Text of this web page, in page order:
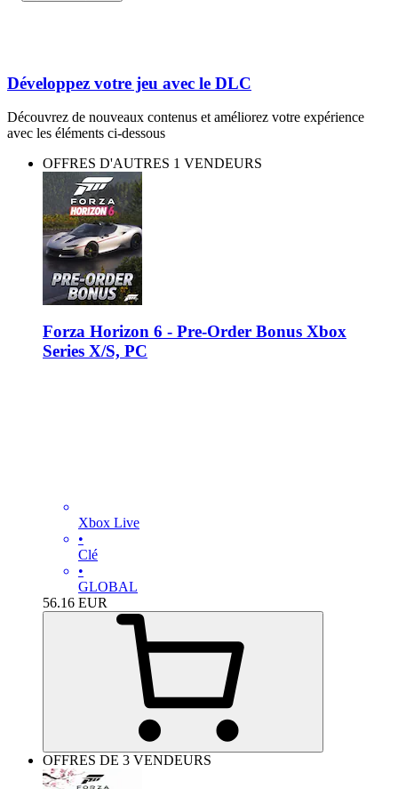
Développez votre jeu avec le DLC
Découvrez de nouveaux contenus et améliorez votre expérience
avec les éléments ci-dessous
OFFRES D'AUTRES 1 VENDEURS
Forza Horizon 6 - Pre-Order Bonus Xbox
Series X/S, PC
Xbox Live
•
Clé
•
GLOBAL
56.16 EUR
OFFRES DE 3 VENDEURS